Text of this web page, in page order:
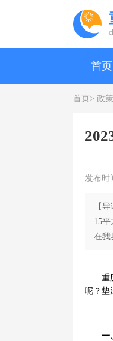
首页
首页> 政
发布时
【
15
在我
重
呢？垫
一